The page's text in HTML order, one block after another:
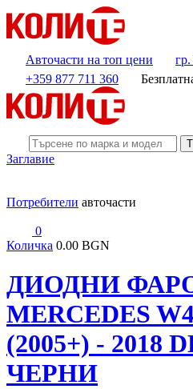
Авточасти на топ цени
+359 877 711 360
Заглавие
Потребители авточасти
0
Количка 0.00 BGN
ДИОДНИ
MERCEDES
(2005+) - 2018
ЧЕРНИ